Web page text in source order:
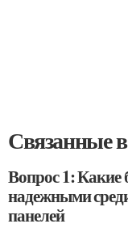
Связанные
Вопрос 1:
надежными
панелей